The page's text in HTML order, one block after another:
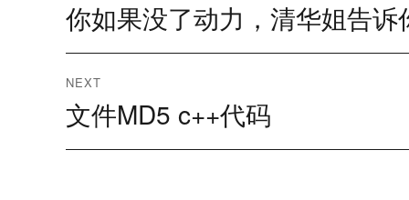
章
导
航
Previous
post:
你如果没了动力，清华姐告诉
NEXT
Next
post:
文件MD5 c++代码